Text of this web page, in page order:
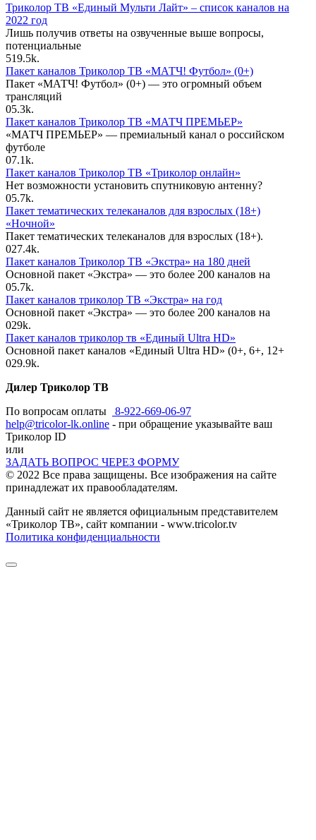
Триколор ТВ «Единый Мульти Лайт» – список каналов на
2022 год
Лишь получив ответы на озвученные выше вопросы,
потенциальные
519.5k.
Пакет каналов Триколор ТВ «МАТЧ! Футбол» (0+)
Пакет «МАТЧ! Футбол» (0+) — это огромный объем
трансляций
05.3k.
Пакет каналов Триколор ТВ «МАТЧ ПРЕМЬЕР»
«МАТЧ ПРЕМЬЕР» — премиальный канал о российском
футболе
07.1k.
Пакет каналов Триколор ТВ «Триколор онлайн»
Нет возможности установить спутниковую антенну?
05.7k.
Пакет тематических телеканалов для взрослых (18+)
«Ночной»
Пакет тематических телеканалов для взрослых (18+).
027.4k.
Пакет каналов Триколор ТВ «Экстра» на 180 дней
Основной пакет «Экстра» — это более 200 каналов на
05.7k.
Пакет каналов триколор ТВ «Экстра» на год
Основной пакет «Экстра» — это более 200 каналов на
029k.
Пакет каналов триколор тв «Единый Ultra HD»
Основной пакет каналов «Единый Ultra HD» (0+, 6+, 12+
029.9k.
Дилер Триколор ТВ
По вопросам оплаты
8-922-669-06-97
help@tricolor-lk.online - при обращение указывайте ваш
Триколор ID
или
ЗАДАТЬ ВОПРОС ЧЕРЕЗ ФОРМУ
© 2022 Все права защищены. Все изображения на сайте
принадлежат их правообладателям.
Данный сайт не является официальным представителем
«Триколор ТВ», сайт компании - www.tricolor.tv
Политика конфиденциальности